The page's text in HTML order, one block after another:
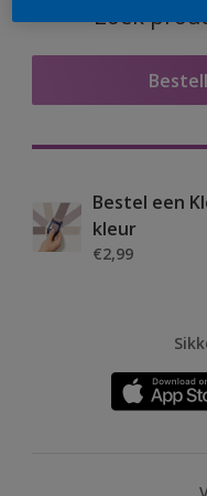
Zoek
Bestel een
kleur
€2,99